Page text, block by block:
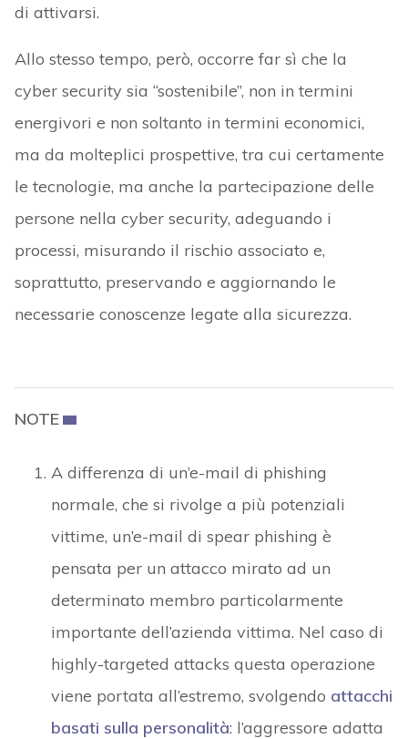
di attivarsi.
Allo stesso tempo, però, occorre far sì che la
cyber security sia “sostenibile”, non in termini
energivori e non soltanto in termini economici,
ma da molteplici prospettive, tra cui certamente
le tecnologie, ma anche la partecipazione delle
persone nella cyber security, adeguando i
processi, misurando il rischio associato e,
soprattutto, preservando e aggiornando le
necessarie conoscenze legate alla sicurezza.
NOTE
A differenza di un’e-mail di phishing
normale, che si rivolge a più potenziali
vittime, un’e-mail di spear phishing è
pensata per un attacco mirato ad un
determinato membro particolarmente
importante dell’azienda vittima. Nel caso di
highly-targeted attacks questa operazione
viene portata all’estremo, svolgendo attacchi
basati sulla personalità: l’aggressore adatta